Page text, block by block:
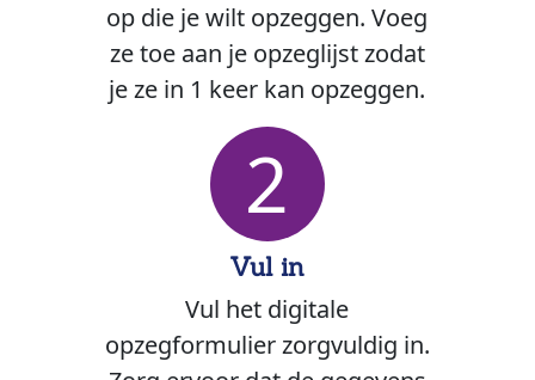
op die je wilt opzeggen. Voeg
ze toe aan je opzeglijst zodat
je ze in 1 keer kan opzeggen.
2
Vul in
Vul het digitale
opzegformulier zorgvuldig in.